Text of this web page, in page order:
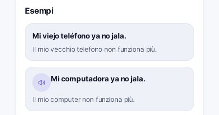
Esempi
Mi viejo teléfono ya no jala.
Il mio vecchio telefono non funziona più.
Mi computadora ya no jala.
Il mio computer non funziona più.